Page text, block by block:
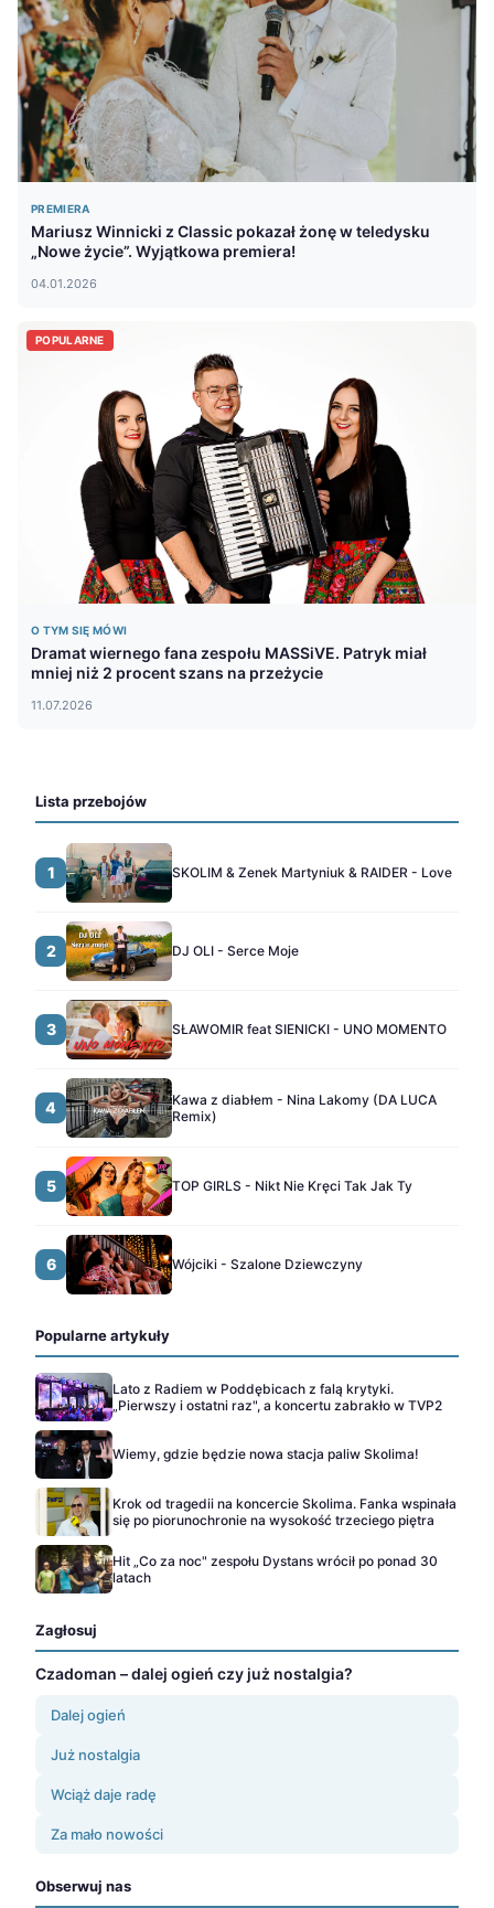
PREMIERA
Mariusz Winnicki z Classic pokazał żonę w teledysku
„Nowe życie”. Wyjątkowa premiera!
04.01.2026
POPULARNE
O TYM SIĘ MÓWI
Dramat wiernego fana zespołu MASSiVE. Patryk miał
mniej niż 2 procent szans na przeżycie
11.07.2026
Lista przebojów
1 SKOLIM & Zenek Martyniuk & RAIDER - Love
2 DJ OLI - Serce Moje
3 SŁAWOMIR feat SIENICKI - UNO MOMENTO
4
Kawa z diabłem - Nina Lakomy (DA LUCA
Remix)
5 TOP GIRLS - Nikt Nie Kręci Tak Jak Ty
6 Wójciki - Szalone Dziewczyny
Popularne artykuły
Lato z Radiem w Poddębicach z falą krytyki.
„Pierwszy i ostatni raz", a koncertu zabrakło w TVP2
Wiemy, gdzie będzie nowa stacja paliw Skolima!
Krok od tragedii na koncercie Skolima. Fanka wspinała
się po piorunochronie na wysokość trzeciego piętra
Hit „Co za noc" zespołu Dystans wrócił po ponad 30
latach
Zagłosuj
Czadoman – dalej ogień czy już nostalgia?
Dalej ogień
Już nostalgia
Wciąż daje radę
Za mało nowości
Obserwuj nas